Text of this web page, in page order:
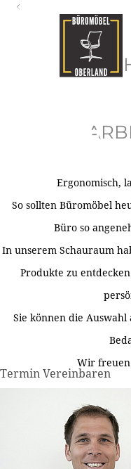
Ergonomisch,
So sollten Büromöbel
Büro so
In unserem Schauraum
Produkte zu
Sie können die
Wir freuen
Termin Vereinbaren